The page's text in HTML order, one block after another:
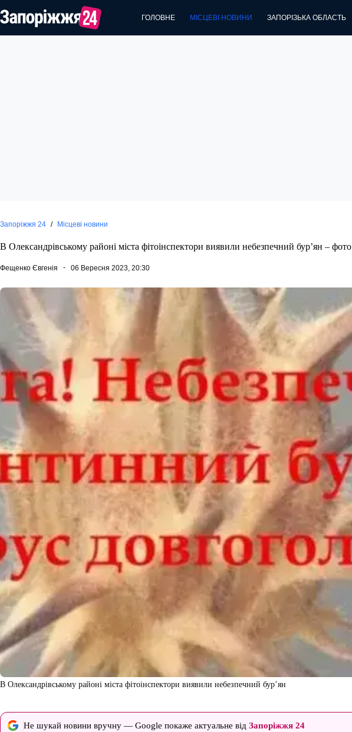
до
вмісту
ГОЛОВНЕ МІСЦЕВІ НОВИНИ ЗАПОРІЗЬКА ОБЛАСТЬ
Запоріжжя 24 / Місцеві новини
В Олександрівському районі міста фітоінспектори виявили небезпечний бур’ян – фото
Фещенко Євгенія 06 Вересня 2023, 20:30
В Олександрівському районі міста фітоінспектори виявили небезпечний бур’ян
Не шукай новини вручну — Google покаже актуальне від Запоріжжя 24